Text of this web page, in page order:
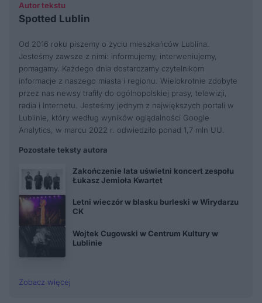
Autor tekstu
Spotted Lublin
Od 2016 roku piszemy o życiu mieszkańców Lublina.
Jesteśmy zawsze z nimi: informujemy, interweniujemy,
pomagamy. Każdego dnia dostarczamy czytelnikom
informacje z naszego miasta i regionu. Wielokrotnie zdobyte
przez nas newsy trafiły do ogólnopolskiej prasy, telewizji,
radia i Internetu. Jesteśmy jednym z największych portali w
Lublinie, który według wyników oglądalności Google
Analytics, w marcu 2022 r. odwiedziło ponad 1,7 mln UU.
Pozostałe teksty autora
Zakończenie lata uświetni koncert zespołu
Łukasz Jemioła Kwartet
Letni wieczór w blasku burleski w Wirydarzu
CK
Wojtek Cugowski w Centrum Kultury w
Lublinie
Zobacz więcej